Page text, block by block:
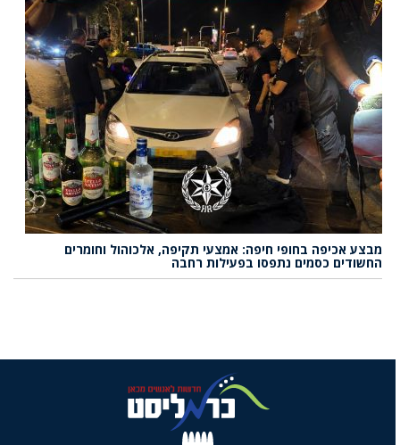
מבצע אכיפה בחופי חיפה: אמצעי תקיפה, אלכוהול וחומרים
החשודים כסמים נתפסו בפעילות רחבה